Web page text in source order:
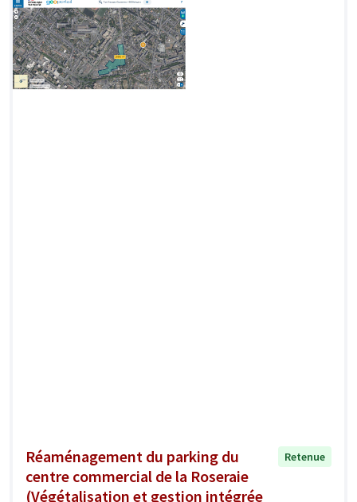
Réaménagement du parking du
centre commercial de la Roseraie
(Végétalisation et gestion intégrée
Retenue